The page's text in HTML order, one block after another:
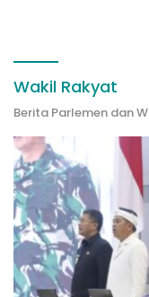
Wakil Rakyat
Berita Parlemen dan